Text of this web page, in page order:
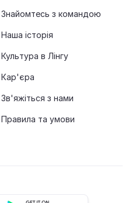
Знайомтесь з командою
Наша історія
Культура в Лінгу
Кар'єра
Зв'яжіться з нами
Правила та умови